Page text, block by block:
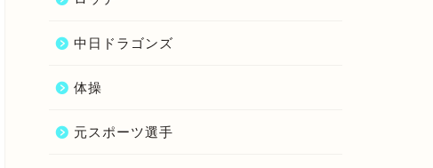
中日ドラゴンズ
体操
元スポーツ選手